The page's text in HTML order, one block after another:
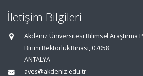
İletişim Bilgileri
Akdeniz Üniversitesi Bilimsel Araştırma
Birimi Rektörlük Binası, 07058
ANTALYA
aves@akdeniz.edu.tr